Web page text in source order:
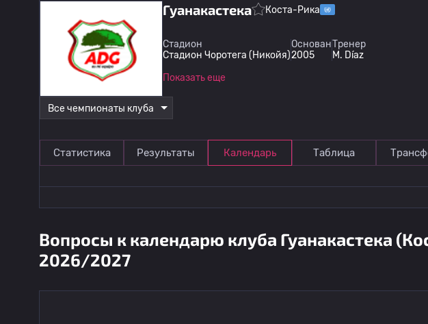
Гуанакастека Коста-Рика
Стадион
Стадион Чоротега (Никойя)
Основан
2005
Тренер
M. Díaz
Показать еще
Все чемпионаты клуба
Статистика Результаты Календарь Таблица
Вопросы к календарю клуба Гуанакастека
2026/2027